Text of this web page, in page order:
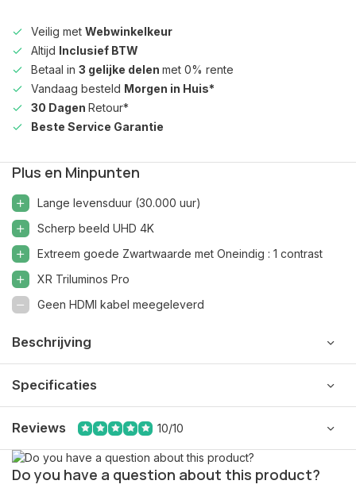
Veilig met Webwinkelkeur
Altijd Inclusief BTW
Betaal in 3 gelijke delen met 0% rente
Vandaag besteld Morgen in Huis*
30 Dagen Retour*
Beste Service Garantie
Plus en Minpunten
Lange levensduur (30.000 uur)
Scherp beeld UHD 4K
Extreem goede Zwartwaarde met Oneindig : 1 contrast
XR Triluminos Pro
Geen HDMI kabel meegeleverd
Beschrijving
Specificaties
Reviews 10/10
Do you have a question about this product?